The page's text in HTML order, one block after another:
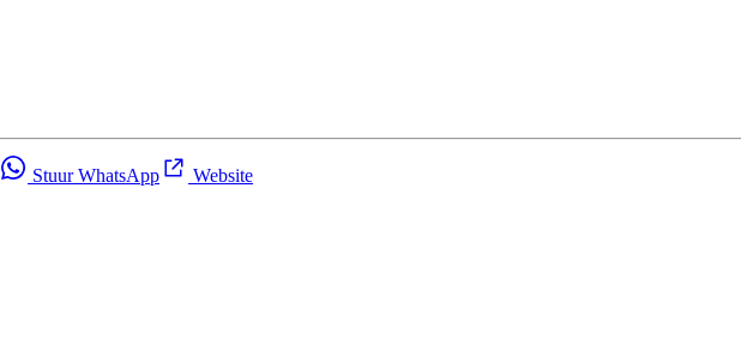
Stuur WhatsApp Website